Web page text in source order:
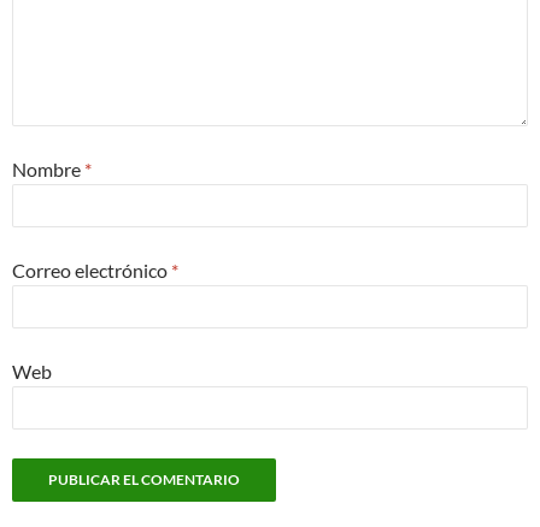
Nombre *
Correo electrónico *
Web